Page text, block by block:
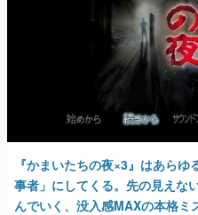
『かまいたちの夜×3』はあら
事者」にしてくる。先の見えな
んでいく、没入感MAXの本格ミ